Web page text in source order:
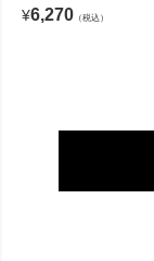
¥6,270 （税込）